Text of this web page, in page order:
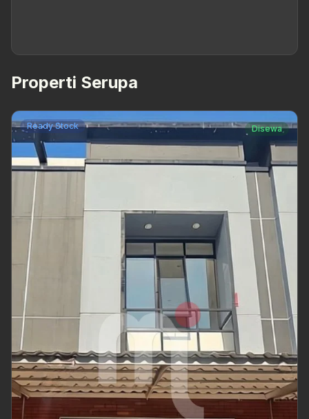
Properti Serupa
Ready Stock Disewa